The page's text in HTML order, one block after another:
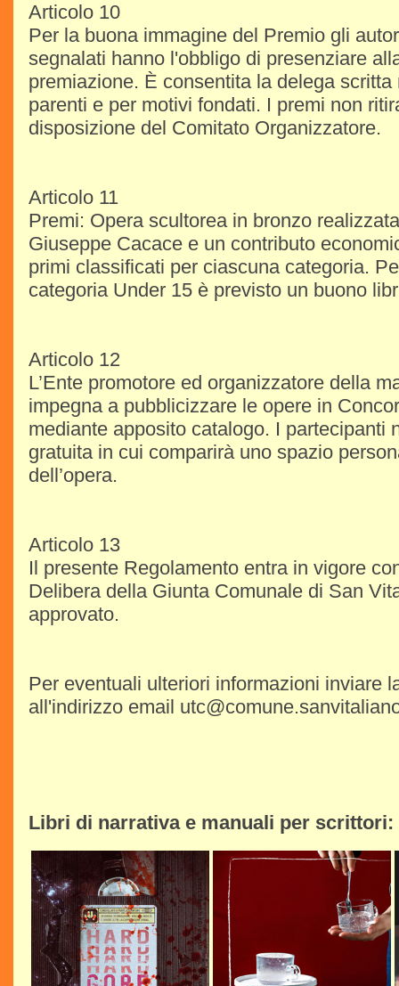
Articolo 10
Per la buona immagine del Premio gli
segnalati hanno l'obbligo di presenziare
premiazione. È consentita la delega scritta
parenti e per motivi fondati. I premi non
disposizione del Comitato Organizzatore.
Articolo 11
Premi: Opera scultorea in bronzo
Giuseppe Cacace e un contributo
primi classificati per ciascuna categoria.
categoria Under 15 è previsto un buono
Articolo 12
L’Ente promotore ed organizzatore della
impegna a pubblicizzare le opere in
mediante apposito catalogo. I partecipanti
gratuita in cui comparirà uno spazio
dell’opera.
Articolo 13
Il presente Regolamento entra in vigore
Delibera della Giunta Comunale di San
approvato.
Per eventuali ulteriori informazioni inviare
all'indirizzo email
Libri di narrativa e manuali per scrittori: